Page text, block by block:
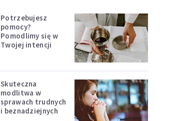
Potrzebujesz
pomocy?
Pomodlimy się w
Twojej intencji
Skuteczna
modlitwa w
sprawach trudnych
i beznadziejnych